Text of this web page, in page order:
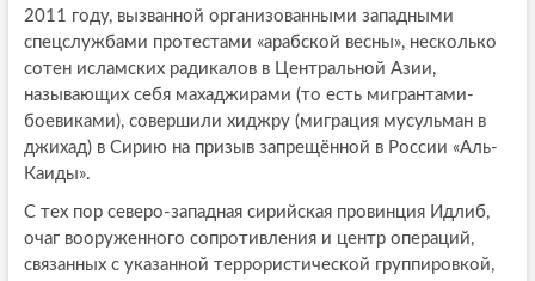
2011 году, вызванной организованными западными
спецслужбами протестами «арабской весны», несколько
сотен исламских радикалов в Центральной Азии,
называющих себя махаджирами (то есть мигрантами-
боевиками), совершили хиджру (миграция мусульман в
джихад) в Сирию на призыв запрещённой в России «Аль-
Каиды».
С тех пор северо-западная сирийская провинция Идлиб,
очаг вооруженного сопротивления и центр операций,
связанных с указанной террористической группировкой,